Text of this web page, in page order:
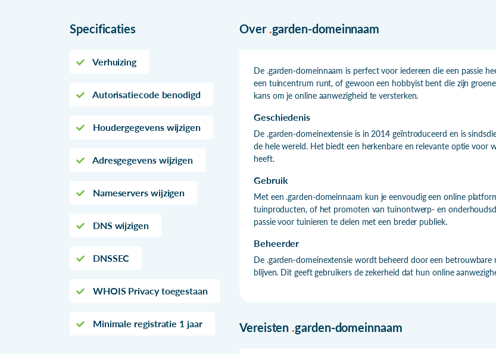
Specificaties
Verhuizing
Autorisatiecode benodigd
Houdergegevens wijzigen
Adresgegevens wijzigen
Nameservers wijzigen
DNS wijzigen
DNSSEC
WHOIS Privacy toegestaan
Minimale registratie 1 jaar
Over .garden-domeinnaam
De .garden-domeinnaam is perfect voor iedereen die een passie
een tuincentrum runt, of gewoon een hobbyist bent die zijn
kans om je online aanwezigheid te versterken.
Geschiedenis
De .garden-domeinextensie is in 2014 geïntroduceerd en is
de hele wereld. Het biedt een herkenbare en relevante optie voor
heeft.
Gebruik
Met een .garden-domeinnaam kun je eenvoudig een online
tuinproducten, of het promoten van tuinontwerp- en
passie voor tuinieren te delen met een breder publiek.
Beheerder
De .garden-domeinextensie wordt beheerd door een
blijven. Dit geeft gebruikers de zekerheid dat hun online
Vereisten .garden-domeinnaam